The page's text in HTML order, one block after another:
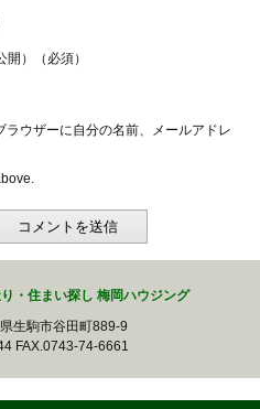
開）（必須）
ウザーに自分の名前、メールアドレ
生駒市谷田町889-9
FAX.0743-74-6661